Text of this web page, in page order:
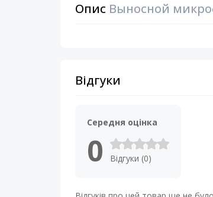
Опис Выносной
Відгуки
Середня оцінка
0 Відгуки (0)